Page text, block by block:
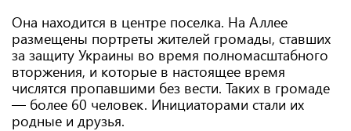
Она находится в центре поселка. На Аллее
размещены портреты жителей громады, ставших
за защиту Украины во время полномасштабного
вторжения, и которые в настоящее время
числятся пропавшими без вести. Таких в громаде
— более 60 человек. Инициаторами стали их
родные и друзья.